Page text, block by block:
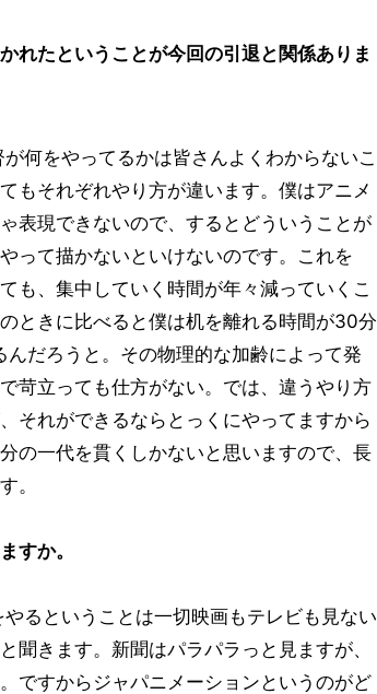
たということが今回の引退と関係ありま
何をやってるかは皆さんよくわからないこ
もそれぞれやり方が違います。僕はアニメ
表現できないので、するとどういうことが
って描かないといけないのです。これを
も、集中していく時間が年々減っていくこ
ときに比べると僕は机を離れる時間が30分
だろうと。その物理的な加齢によって発
苛立っても仕方がない。では、違うやり方
それができるならとっくにやってますから
の一代を貫くしかないと思いますので、長
。
すか。
るということは一切映画もテレビも見ない
聞きます。新聞はパラパラっと見ますが、
ですからジャパニメーションというのがど